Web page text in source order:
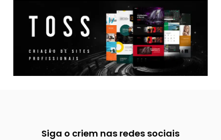
Siga o criem nas redes sociais